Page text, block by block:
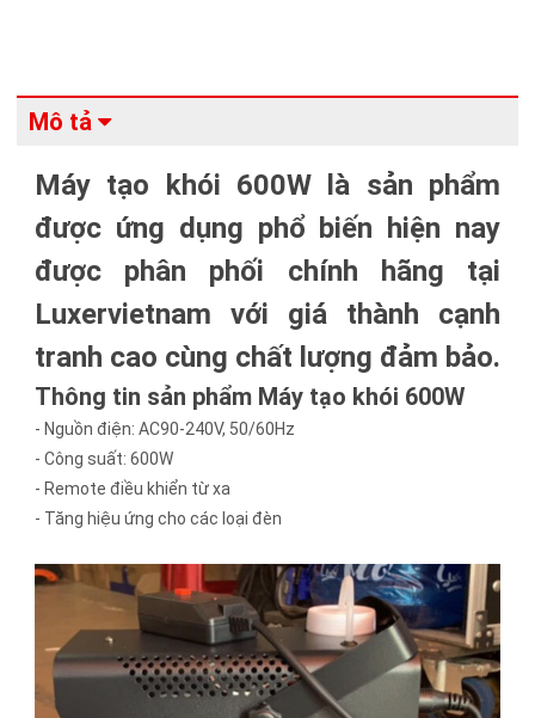
Mô tả
Máy tạo khói 600W là sản phẩm
được ứng dụng phổ biến hiện nay
được phân phối chính hãng tại
Luxervietnam với giá thành cạnh
tranh cao cùng chất lượng đảm bảo.
Thông tin sản phẩm Máy tạo khói 600W
- Nguồn điện: AC90-240V, 50/60Hz
- Công suất: 600W
- Remote điều khiển từ xa
- Tăng hiệu ứng cho các loại đèn